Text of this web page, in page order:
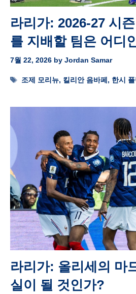
라리가: 2026-27 시
를 지배할 팀은 어디
7월 22, 2026 by Jordan Samar
Tags
조제 모리뉴, 킬리안 음바페 , 한시 플
라리가: 올리세의 마
실이 될 것인가?